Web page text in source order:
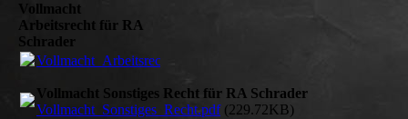
Vollmacht
Arbeitsrecht für RA
Schrader
Vollmacht_Arbeitsrecht.pdf
Vollmacht Sonstiges Recht für RA Schrader
Vollmacht_Sonstiges_Recht.pdf(229.72KB)